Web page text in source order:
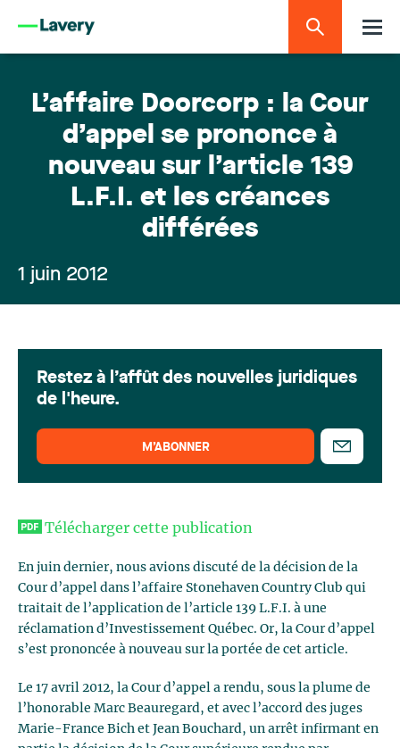
L’affaire Doorcorp : la Cour
d’appel se prononce à
nouveau sur l’article 139
L.F.I. et les créances
différées
1 juin 2012
Télécharger cette publication
En juin dernier, nous avions discuté de la décision de la
Cour d’appel dans l’affaire Stonehaven Country Club qui
traitait de l’application de l’article 139 L.F.I. à une
réclamation d’Investissement Québec. Or, la Cour d’appel
s’est prononcée à nouveau sur la portée de cet article.
Le 17 avril 2012, la Cour d’appel a rendu, sous la plume de
l’honorable Marc Beauregard, et avec l’accord des juges
Marie-France Bich et Jean Bouchard, un arrêt infirmant en
Restez à l’affût des nouvelles juridiques
de l'heure.
M’ABONNER